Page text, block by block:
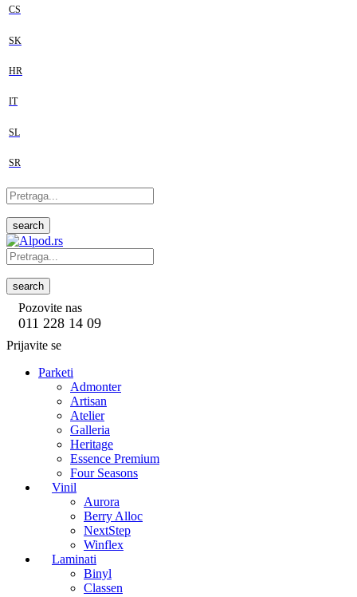
CS
SK
HR
IT
SL
SR
search
search
Pozovite nas
011 228 14 09
Prijavite se
Parketi
Admonter
Artisan
Atelier
Galleria
Heritage
Essence Premium
Four Seasons
Vinil
Aurora
Berry Alloc
NextStep
Winflex
Laminati
Binyl
Classen